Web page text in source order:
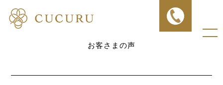
お客さまの声